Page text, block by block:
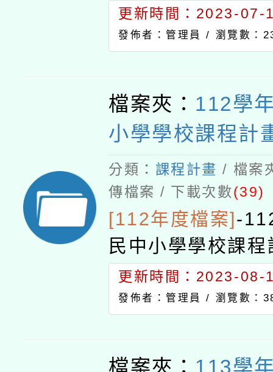
11學年度課程計
過。二、備查公
更新時間：2023-07-
發佈者：管理員 / 瀏覽數：
檔案夾： 112學
小學學校課程計
分類： 課程計畫 / 檔案
傳檔案 / 下載次數(39)
[112年度檔案] -
民中小學學校課程
更新時間：2023-08-
發佈者：管理員 / 瀏覽數：
檔案夾： 113學